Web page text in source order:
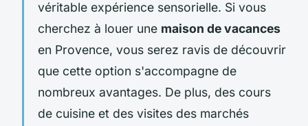
véritable expérience sensorielle. Si vous
cherchez à louer une maison de vacances
en Provence, vous serez ravis de découvrir
que cette option s'accompagne de
nombreux avantages. De plus, des cours
de cuisine et des visites des marchés